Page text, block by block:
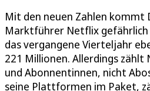
Mit den neuen Zahlen kommt
Marktführer Netflix gefährlich
das vergangene Vierteljahr
221 Millionen. Allerdings
und Abonnentinnen, nicht
seine Plattformen im Paket,